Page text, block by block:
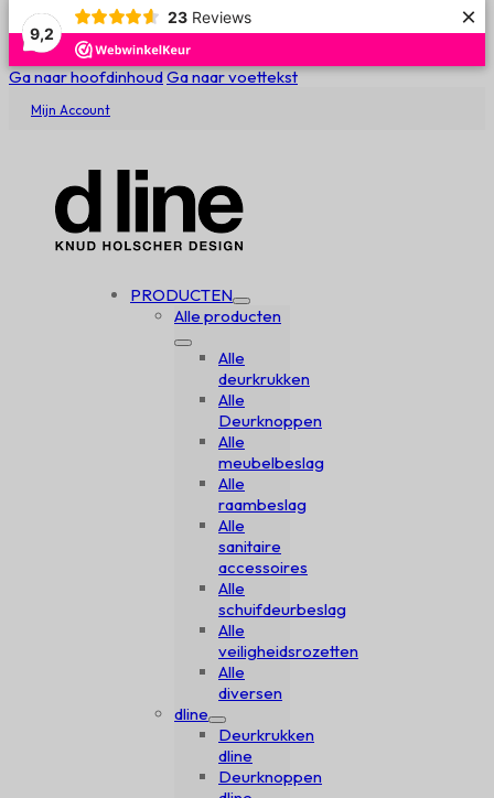
9,2
23 Reviews ×
Ga naar hoofdinhoudGa naar voettekst
Mijn Account
PRODUCTEN
Alle producten
Alle
deurkrukken
Alle
Deurknoppen
Alle
meubelbeslag
Alle
raambeslag
Alle
sanitaire
accessoires
Alle
schuifdeurbeslag
Alle
veiligheidsrozetten
Alle
diversen
dline
Deurkrukken
dline
Deurknoppen